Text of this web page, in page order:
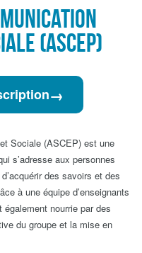
(ASCEP)
→
Sociale (ASCEP) est une
s’adresse aux personnes
des savoirs et des
à une équipe d’enseignants
nourrie par des
du groupe et la mise en